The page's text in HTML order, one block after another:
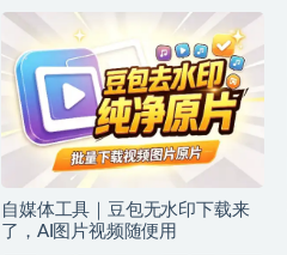
自媒体工具｜豆包无水印下载来
了，AI图片视频随便用